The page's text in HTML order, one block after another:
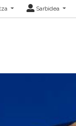
Sarbidea